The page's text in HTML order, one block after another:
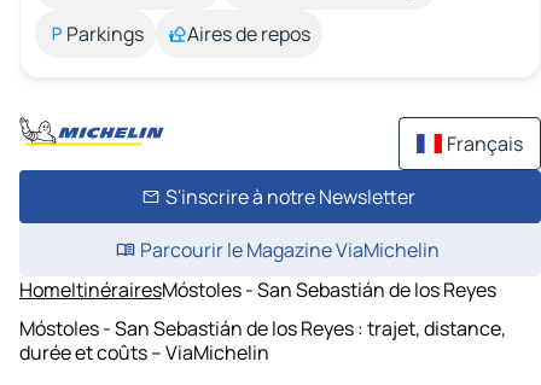
Parkings
Aires de repos
Français
S'inscrire à notre Newsletter
Parcourir le Magazine ViaMichelin
HomeItinérairesMóstoles - San Sebastián de los Reyes
Móstoles - San Sebastián de los Reyes : trajet, distance,
durée et coûts – ViaMichelin